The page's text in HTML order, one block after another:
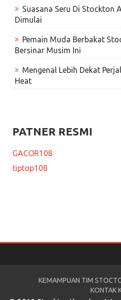
Suasana Seru Di Stockton
Dimulai
Pemain Muda Berbakat
Bersinar Musim Ini
Mengenal Lebih Dekat
Heat
PATNER RESMI
GACOR108
tiptop108
KEMAMPUAN TIM
KONTAK